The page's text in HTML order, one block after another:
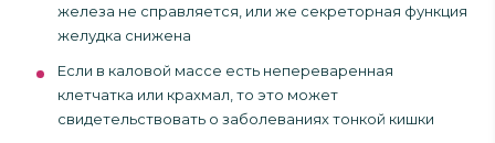
железа не справляется, или же секреторная функция
желудка снижена
Если в каловой массе есть непереваренная
клетчатка или крахмал, то это может
свидетельствовать о заболеваниях тонкой кишки